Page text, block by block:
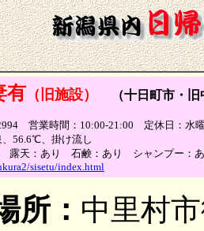
有 （旧施設） （十日町市・
営業時間：10:00-21:00 定休日：水
56.6℃、掛け流し
露天：あり 石鹸：あり シャンプー：
sisetu/index.html
所： 中里村